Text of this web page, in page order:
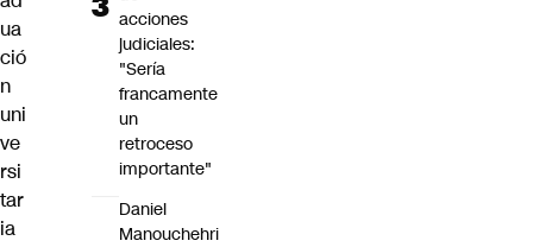
ua
ció
n
uni
ve
rsi
tar
ia
acciones
judiciales:
"Sería
francamente
un
retroceso
importante"
Daniel
Manouchehri